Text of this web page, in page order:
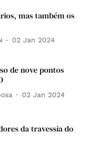
mas também os
02 Jan 2024
de nove pontos
02 Jan 2024
da travessia do